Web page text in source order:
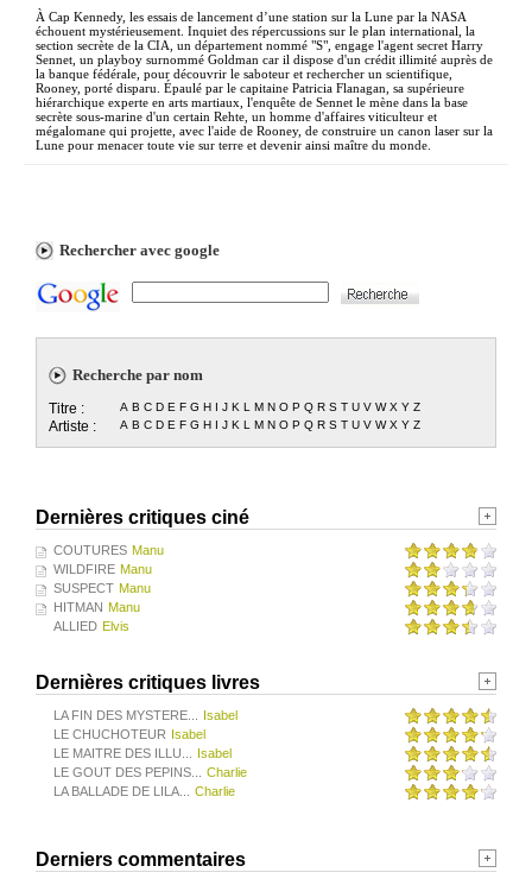
À Cap Kennedy, les essais de lancement d’une station sur la Lune par la NASA
échouent mystérieusement. Inquiet des répercussions sur le plan international, la
section secrète de la CIA, un département nommé "S", engage l'agent secret Harry
Sennet, un playboy surnommé Goldman car il dispose d'un crédit illimité auprès de
la banque fédérale, pour découvrir le saboteur et rechercher un scientifique,
Rooney, porté disparu. Épaulé par le capitaine Patricia Flanagan, sa supérieure
hiérarchique experte en arts martiaux, l'enquête de Sennet le mène dans la base
secrète sous-marine d'un certain Rehte, un homme d'affaires viticulteur et
mégalomane qui projette, avec l'aide de Rooney, de construire un canon laser sur la
Lune pour menacer toute vie sur terre et devenir ainsi maître du monde.
Rechercher avec google
Recherche par nom
Titre : A B C D E F G H I J K L M N O P Q R S T U V W X Y Z
Artiste : A B C D E F G H I J K L M N O P Q R S T U V W X Y Z
Dernières critiques ciné
COUTURES Manu
WILDFIRE Manu
SUSPECT Manu
HITMAN Manu
ALLIED Elvis
Dernières critiques livres
LA FIN DES MYSTERE...
Isabel
LE CHUCHOTEUR Isabel
LE MAITRE DES ILLU...
Isabel
LE GOUT DES PEPINS...
Charlie
LA BALLADE DE LILA...
Charlie
Derniers commentaires